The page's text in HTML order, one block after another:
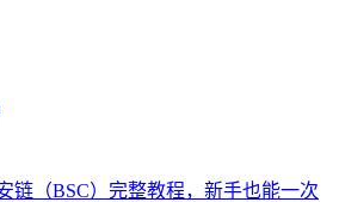
链（BSC）完整教程，新手也能一次